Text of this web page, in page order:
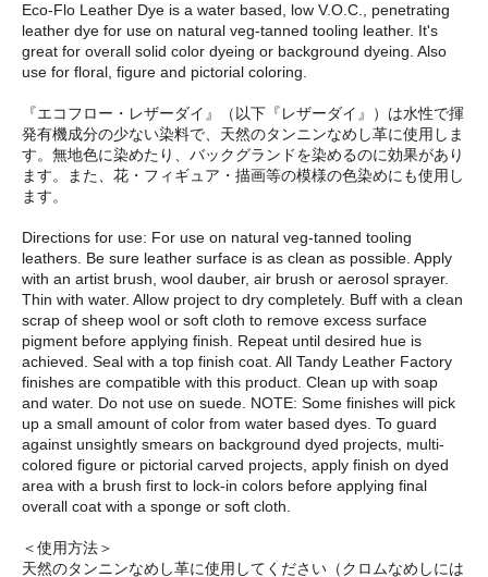
Eco-Flo Leather Dye is a water based, low V.O.C., penetrating
leather dye for use on natural veg-tanned tooling leather. It's
great for overall solid color dyeing or background dyeing. Also
use for floral, figure and pictorial coloring.
『エコフロー・レザーダイ』（以下『レザーダイ』）は水性で揮
発有機成分の少ない染料で、天然のタンニンなめし革に使用しま
す。無地色に染めたり、バックグランドを染めるのに効果があり
ます。また、花・フィギュア・描画等の模様の色染めにも使用し
ます。
Directions for use: For use on natural veg-tanned tooling
leathers. Be sure leather surface is as clean as possible. Apply
with an artist brush, wool dauber, air brush or aerosol sprayer.
Thin with water. Allow project to dry completely. Buff with a clean
scrap of sheep wool or soft cloth to remove excess surface
pigment before applying finish. Repeat until desired hue is
achieved. Seal with a top finish coat. All Tandy Leather Factory
finishes are compatible with this product. Clean up with soap
and water. Do not use on suede. NOTE: Some finishes will pick
up a small amount of color from water based dyes. To guard
against unsightly smears on background dyed projects, multi-
colored figure or pictorial carved projects, apply finish on dyed
area with a brush first to lock-in colors before applying final
overall coat with a sponge or soft cloth.
＜使用方法＞
天然のタンニンなめし革に使用してください（クロムなめしには